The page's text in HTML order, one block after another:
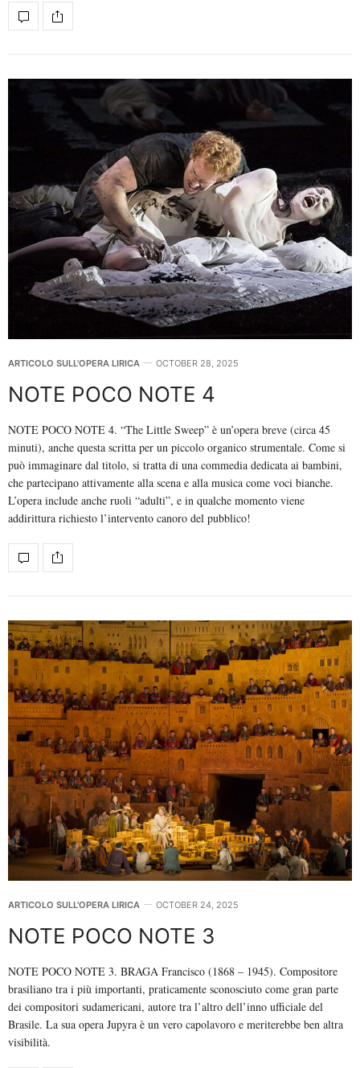
ARTICOLO SULL'OPERA LIRICA OCTOBER 28, 2025
NOTE POCO NOTE 4
NOTE POCO NOTE 4. “The Little Sweep” è un’opera breve (circa 45
minuti), anche questa scritta per un piccolo organico strumentale. Come si
può immaginare dal titolo, si tratta di una commedia dedicata ai bambini,
che partecipano attivamente alla scena e alla musica come voci bianche.
L’opera include anche ruoli “adulti”, e in qualche momento viene
addirittura richiesto l’intervento canoro del pubblico!
ARTICOLO SULL'OPERA LIRICA OCTOBER 24, 2025
NOTE POCO NOTE 3
NOTE POCO NOTE 3. BRAGA Francisco (1868 – 1945). Compositore
brasiliano tra i più importanti, praticamente sconosciuto come gran parte
dei compositori sudamericani, autore tra l’altro dell’inno ufficiale del
Brasile. La sua opera Jupyra è un vero capolavoro e meriterebbe ben altra
visibilità.